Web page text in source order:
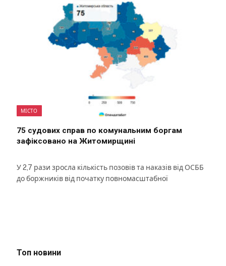
МІСТО
75 судових справ по комунальним боргам
зафіксовано на Житомирщині
У 2,7 рази зросла кількість позовів та наказів від ОСББ
до боржників від початку повномасштабної
Топ новини